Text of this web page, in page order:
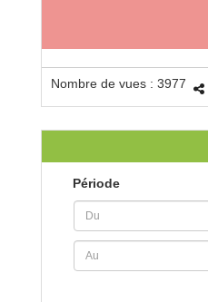
Nombre de vues : 3977
Période